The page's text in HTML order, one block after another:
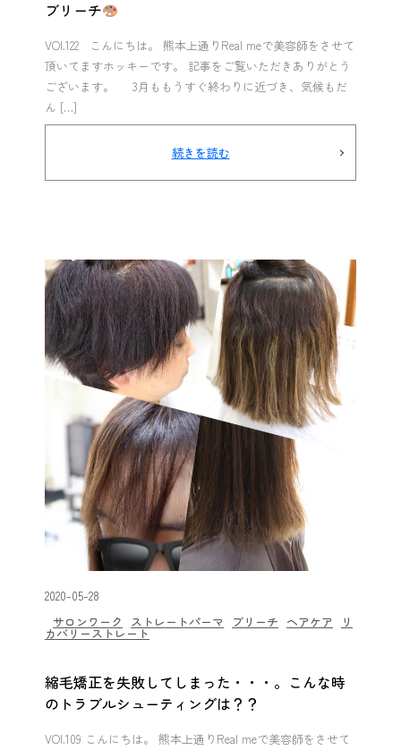
ブリーチ
VOl.122 こんにちは。 熊本上通りReal meで美容師をさせて
頂いてますホッキーです。 記事をご覧いただきありがとう
ございます。 3月ももうすぐ終わりに近づき、気候もだ
ん […]
続きを読む
2020-05-28
サロンワーク
ストレートパーマ ブリーチ ヘアケア リ
カバリーストレート
縮毛矯正を失敗してしまった・・・。こんな時
のトラブルシューティングは？？
VOl.109 こんにちは。 熊本上通りReal meで美容師をさせて